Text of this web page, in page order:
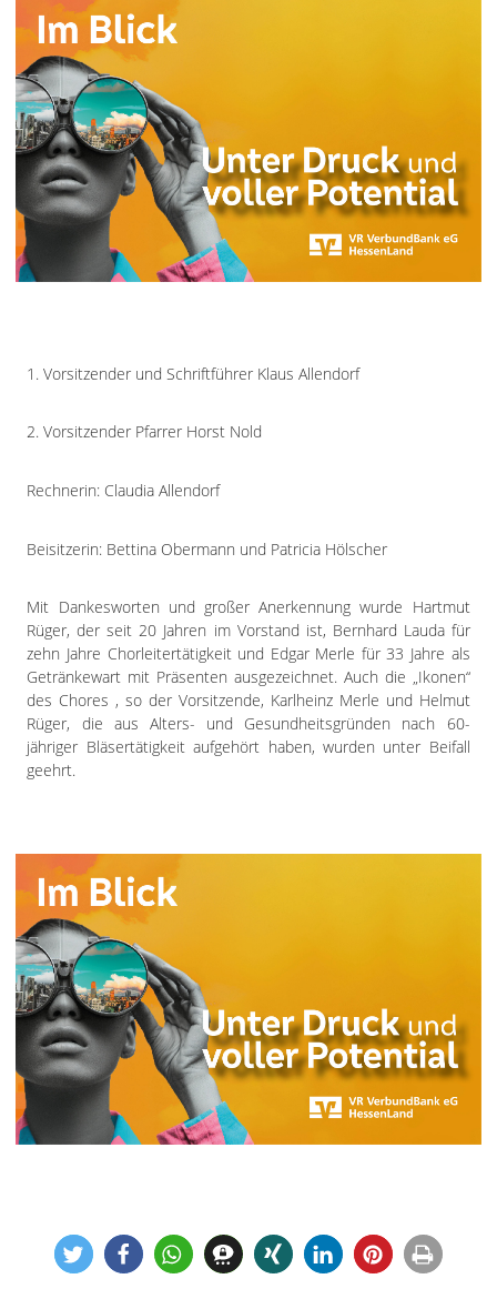
1. Vorsitzender und Schriftführer Klaus Allendorf
2. Vorsitzender Pfarrer Horst Nold
Rechnerin: Claudia Allendorf
Beisitzerin: Bettina Obermann und Patricia Hölscher
Mit Dankesworten und großer Anerkennung wurde Hartmut
Rüger, der seit 20 Jahren im Vorstand ist, Bernhard Lauda für
zehn Jahre Chorleitertätigkeit und Edgar Merle für 33 Jahre als
Getränkewart mit Präsenten ausgezeichnet. Auch die „Ikonen“
des Chores , so der Vorsitzende, Karlheinz Merle und Helmut
Rüger, die aus Alters- und Gesundheitsgründen nach 60-
jähriger Bläsertätigkeit aufgehört haben, wurden unter Beifall
geehrt.